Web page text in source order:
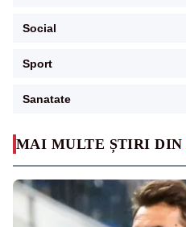
MAI MULTE ȘTIRI DIN
Social
Sport
Sanatate